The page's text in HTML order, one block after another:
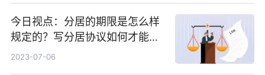
今日视点：分居的期限是怎么样
规定的？写分居协议如何才能有
效？
2023-07-06